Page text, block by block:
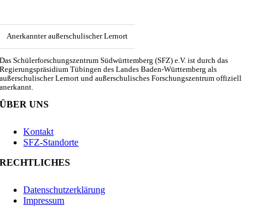
Anerkannter außerschulischer Lernort
Das Schülerforschungszentrum Südwürttemberg (SFZ) e.V. ist durch das
Regierungspräsidium Tübingen des Landes Baden-Württemberg als
außerschulischer Lernort und außerschulisches Forschungszentrum offiziell
anerkannt.
ÜBER UNS
Kontakt
SFZ-Standorte
RECHTLICHES
Datenschutzerklärung
Impressum